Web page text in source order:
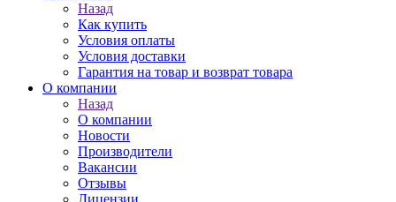
Назад
Как купить
Условия оплаты
Условия доставки
Гарантия на товар и возврат товара
О компании
Назад
О компании
Новости
Производители
Вакансии
Отзывы
Лицензии